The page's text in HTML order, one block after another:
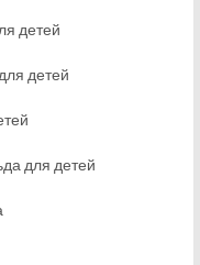
детей
детей
для детей